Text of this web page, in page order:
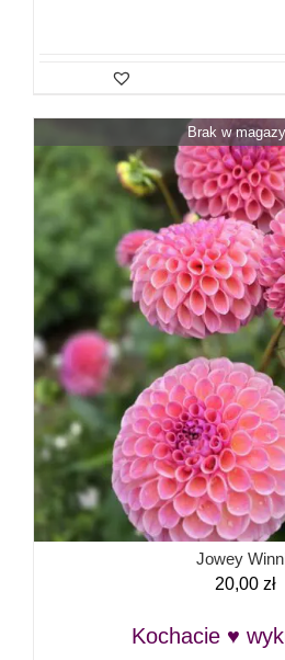
Brak w
Jowey
20,00 zł
Kochacie ♥